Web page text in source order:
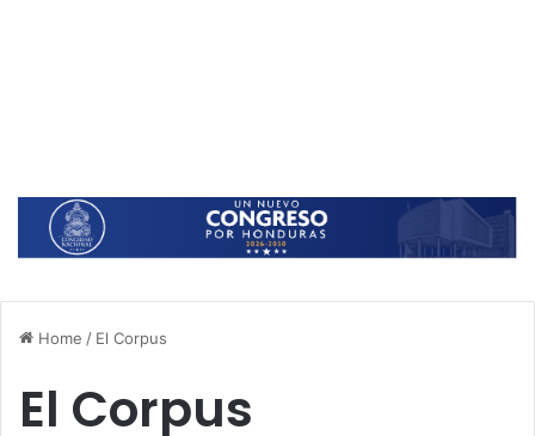
Home / El Corpus
El Corpus